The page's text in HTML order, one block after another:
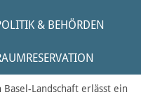
& BEHÖRDEN
Basel-Landschaft erlässt ein